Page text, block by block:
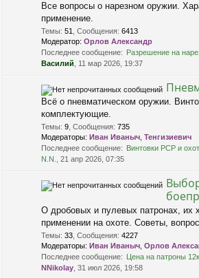
Все вопросы о нарезном оружии.
применение.
Темы: 51 Сообщения: 6413
Модератор: Орлов Александр
Последнее сообщение: Разрешение на
Василий , 11 мар 2026, 19:37
Всё о пневматическом оружии.
комплектующие.
Темы: 9 Сообщения: 735
Модераторы: Иван Иваныч Тенгизиевич
Последнее сообщение: Винтовки РСР и
N.N.
, 21 апр 2026, 07:35
О дробовых и пулевых патронах, их
применении на охоте. Советы,
Темы: 33 Сообщения: 4227
Модераторы: Иван Иваныч Орлов
Последнее сообщение: Цена на патроны 12к.
NNikolay , 31 июл 2026, 19:58